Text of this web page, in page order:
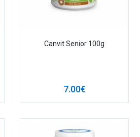
Canvit Senior 100g
7.00€